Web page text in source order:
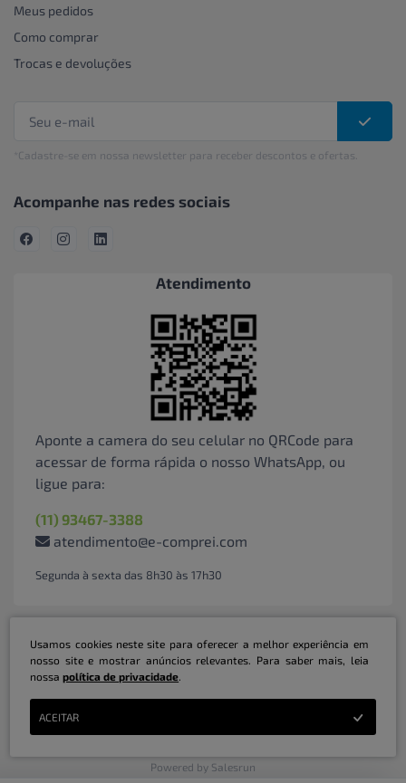
Meus pedidos
Como comprar
Trocas e devoluções
*Cadastre-se em nossa newsletter para receber descontos e ofertas.
Acompanhe nas redes sociais
Atendimento
Aponte a camera do seu celular no QRCode para
acessar de forma rápida o nosso WhatsApp, ou
ligue para:
(11) 93467-3388
atendimento@e-comprei.com
Segunda à sexta das 8h30 às 17h30
Marketplace B2B Serviços Inteligentes Ltda | CNPJ: 31.415.786/0001-31 | ©
Powered by Salesrun
Usamos cookies neste site para oferecer a melhor experiência em
nosso site e mostrar anúncios relevantes. Para saber mais, leia
nossapolítica de privacidade.
ACEITAR